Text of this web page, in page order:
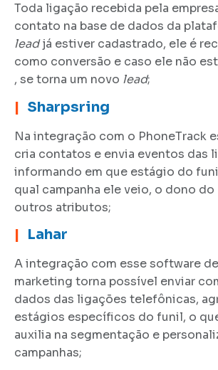
Toda ligação recebida pela
contato na base de dados da
leadjá estiver cadastrado, ele é
como conversão e caso ele não
, se torna um novo lead;
| Sharpsring
Na integração com o PhoneTrack
cria contatos e envia eventos das
informando em que estágio do
qual campanha ele veio, o dono do
outros atributos;
| Lahar
A integração com esse software
marketing torna possível enviar
dados das ligações telefônicas,
estágios específicos do funil, o
auxilia na segmentação e
campanhas;